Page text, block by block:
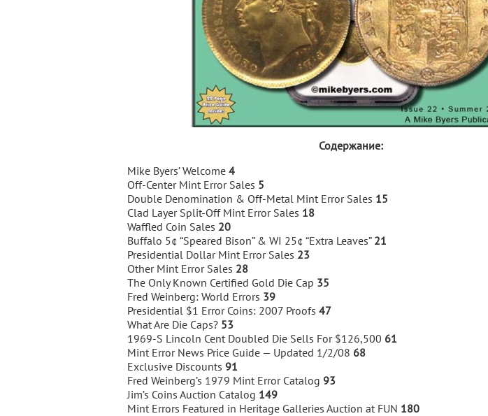
Содержание:
Mike Byers’ Welcome 4
Off-Center Mint Error Sales 5
Double Denomination & Off-Metal Mint Error Sales 15
Clad Layer Split-Off Mint Error Sales 18
Waffled Coin Sales 20
Buffalo 5¢ “Speared Bison” & WI 25¢ “Extra Leaves” 21
Presidential Dollar Mint Error Sales 23
Other Mint Error Sales 28
The Only Known Certified Gold Die Cap 35
Fred Weinberg: World Errors 39
Presidential $1 Error Coins: 2007 Proofs 47
What Are Die Caps? 53
1969-S Lincoln Cent Doubled Die Sells For $126,500 61
Mint Error News Price Guide — Updated 1/2/08 68
Exclusive Discounts 91
Fred Weinberg’s 1979 Mint Error Catalog 93
Jim’s Coins Auction Catalog 149
Mint Errors Featured in Heritage Galleries Auction at FUN 180